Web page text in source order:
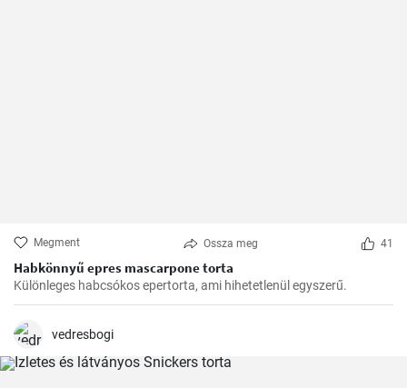
Megment Ossza meg 41
Habkönnyű epres mascarpone torta
Különleges habcsókos epertorta, ami hihetetlenül egyszerű.
vedresbogi